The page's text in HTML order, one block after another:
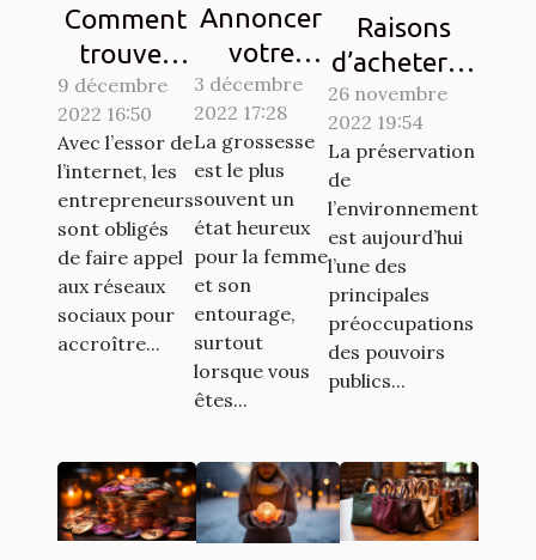
Comment
trouver
des clients
sur les
réseaux
sociaux ?
9 décembre
2022 16:50
Avec l’essor de
l’internet, les
entrepreneurs
sont obligés
de faire appel
aux réseaux
sociaux pour
accroître...
Annoncer
votre
grossesse
à votre
entourage
: Comment
y procéder
?
3 décembre
2022 17:28
La grossesse
est le plus
souvent un
état heureux
pour la femme
et son
entourage,
surtout
lorsque vous
êtes...
Raisons
d’acheter la
vignette
Crit’Air
26 novembre
2022 19:54
La préservation
de
l’environnement
est aujourd’hui
l’une des
principales
préoccupations
des pouvoirs
publics...